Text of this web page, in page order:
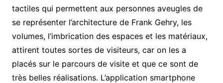
tactiles qui permettent aux personnes aveugles de
se représenter l’architecture de Frank Gehry, les
volumes, l’imbrication des espaces et les matériaux,
attirent toutes sortes de visiteurs, car on les a
placés sur le parcours de visite et que ce sont de
très belles réalisations. L’application smartphone